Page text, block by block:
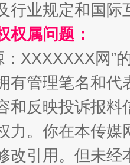
定
行业规定和国
权属问题：
：XXXXXXX网”
有管理笔名和
和反映投诉报
力。你在本传
改引用。但未